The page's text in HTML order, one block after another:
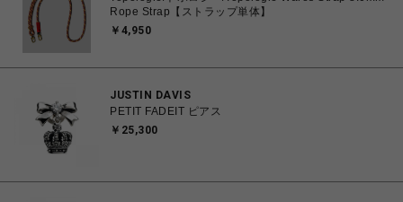
Rope Strap【ストラップ単体】
￥4,950
JUSTIN DAVIS
PETIT FADEIT ピアス
￥25,300